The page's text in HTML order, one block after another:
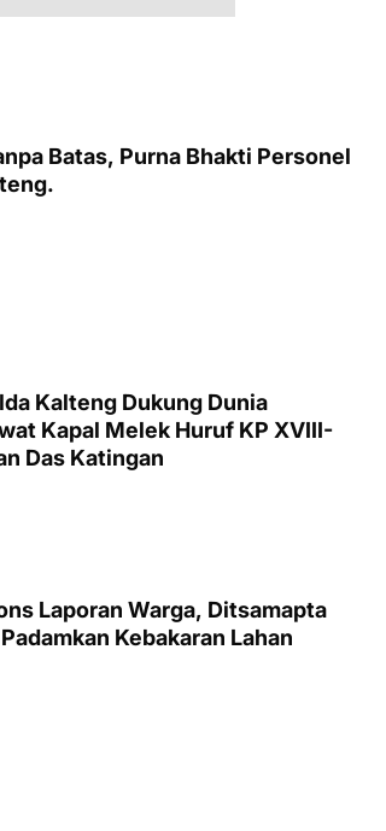
Batas, Purna Bhakti Personel
Kalteng Dukung Dunia
Kapal Melek Huruf KP XVIII-
Das Katingan
Laporan Warga, Ditsamapta
Kebakaran Lahan